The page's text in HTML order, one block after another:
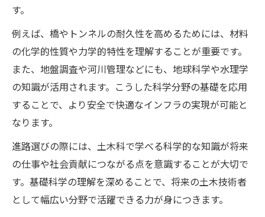
す。
例えば、橋やトンネルの耐久性を高めるためには、材料
の化学的性質や力学的特性を理解することが重要です。
また、地盤調査や河川管理などにも、地球科学や水理学
の知識が活用されます。こうした科学分野の基礎を応用
することで、より安全で快適なインフラの実現が可能と
なります。
進路選びの際には、土木科で学べる科学的な知識が将来
の仕事や社会貢献につながる点を意識することが大切で
す。基礎科学の理解を深めることで、将来の土木技術者
として幅広い分野で活躍できる力が身につきます。